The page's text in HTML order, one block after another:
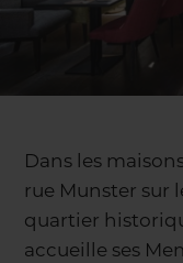
Dans les
rue Munster sur
quartier
accueille ses